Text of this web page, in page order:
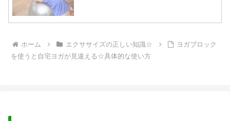
ホーム エクササイズの正しい知識☆
ヨガブロック
を使うと自宅ヨガが見違える☆具体的な使い方